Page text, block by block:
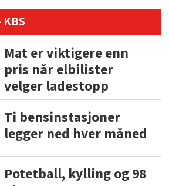
Mat er viktigere enn
pris når elbilister
velger ladestopp
Ti bensinstasjoner
legger ned hver måned
Potetball, kylling og 98